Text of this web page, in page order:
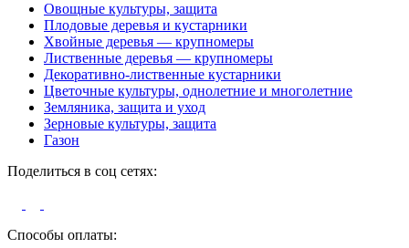
Овощные культуры, защита
Плодовые деревья и кустарники
Хвойные деревья — крупномеры
Лиственные деревья — крупномеры
Декоративно-лиственные кустарники
Цветочные культуры, однолетние и многолетние
Земляника, защита и уход
Зерновые культуры, защита
Газон
Поделиться в соц сетях:
Способы оплаты: